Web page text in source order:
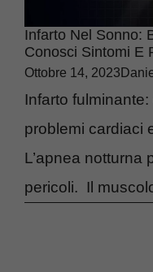
Infarto Nel Sonno:
Conosci Sintomi E
Ottobre 14, 2023
Infarto
problemi cardiaci
L’apnea notturna
pericoli. Il